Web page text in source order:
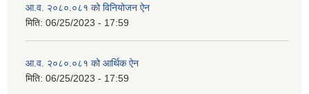
आ.व. २०८०.०८१ को विनियोजन ऐन
मिति: 06/25/2023 - 17:59
आ.व. २०८०.०८१ को आर्थिक ऐन
मिति: 06/25/2023 - 17:59